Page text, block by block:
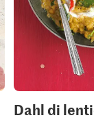
Dahl di